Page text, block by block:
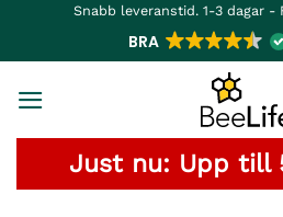
Snabb leveranstid. 1-3 dagar -
BRA
Just nu: Upp till